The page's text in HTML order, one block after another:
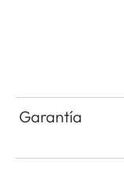
Garantía